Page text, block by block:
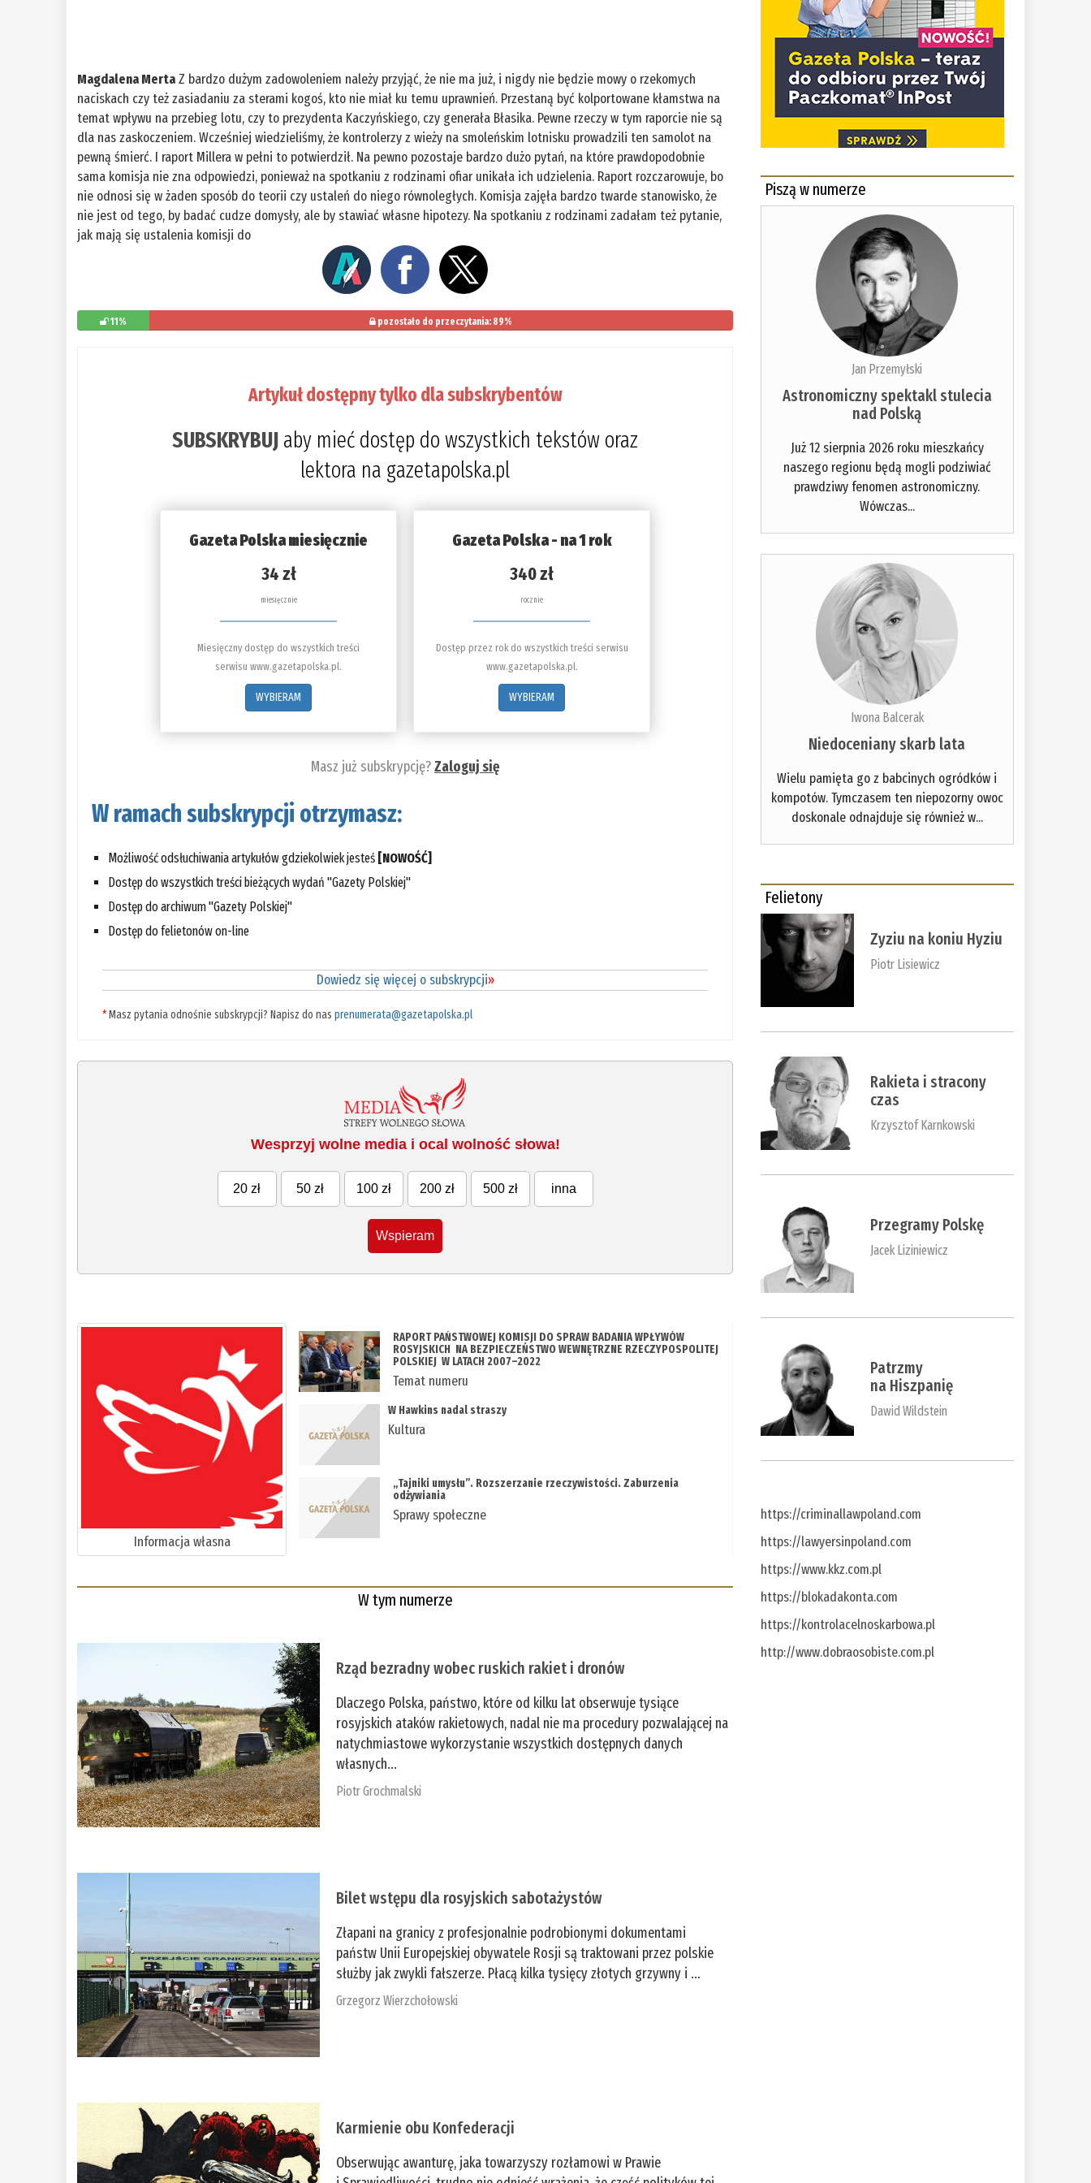
Magdalena MertaZ bardzo dużym zadowoleniem należy przyjąć, że nie ma już, i nigdy nie będzie mowy o rzekomych
naciskach czy też zasiadaniu za sterami kogoś, kto nie miał ku temu uprawnień. Przestaną być kolportowane kłamstwa na
temat wpływu na przebieg lotu, czy to prezydenta Kaczyńskiego, czy generała Błasika. Pewne rzeczy w tym raporcie nie są
dla nas zaskoczeniem. Wcześniej wiedzieliśmy, że kontrolerzy z wieży na smoleńskim lotnisku prowadzili ten samolot na
pewną śmierć. I raport Millera w pełni to potwierdził. Na pewno pozostaje bardzo dużo pytań, na które prawdopodobnie
sama komisja nie zna odpowiedzi, ponieważ na spotkaniu z rodzinami ofiar unikała ich udzielenia. Raport rozczarowuje, bo
nie odnosi się w żaden sposób do teorii czy ustaleń do niego równoległych. Komisja zajęła bardzo twarde stanowisko, że
nie jest od tego, by badać cudze domysły, ale by stawiać własne hipotezy. Na spotkaniu z rodzinami zadałam też pytanie,
jak mają się ustalenia komisji do
11% pozostało do przeczytania: 89%
Artykuł dostępny tylko dla subskrybentów
SUBSKRYBUJ aby mieć dostęp do wszystkich tekstów oraz
lektora na gazetapolska.pl
Gazeta Polska miesięcznie
34 zł
miesięcznie
Miesięczny dostęp do wszystkich treści
serwisu www.gazetapolska.pl.
WYBIERAM
Gazeta Polska - na 1 rok
340 zł
rocznie
Dostęp przez rok do wszystkich treści serwisu
www.gazetapolska.pl.
WYBIERAM
Masz już subskrypcję?Zaloguj się
W ramach subskrypcji otrzymasz:
Możliwość odsłuchiwania artykułów gdziekolwiek jesteś [NOWOŚĆ]
Dostęp do wszystkich treści bieżących wydań "Gazety Polskiej"
Dostęp do archiwum "Gazety Polskiej"
Dostęp do felietonów on-line
Dowiedz się więcej o subskrypcji»
*Masz pytania odnośnie subskrypcji? Napisz do nasprenumerata@gazetapolska.pl
Wesprzyj wolne media i ocal wolność słowa!
20 zł 50 zł 100 zł 200 zł 500 zł inna
Wspieram
Informacja własna
RAPORT PAŃSTWOWEJ KOMISJI DO SPRAW BADANIA WPŁYWÓW
ROSYJSKICH NA BEZPIECZEŃSTWO WEWNĘTRZNE RZECZYPOSPOLITEJ
POLSKIEJ W LATACH 2007–2022
Temat numeru
W Hawkins nadal straszy
Kultura
„Tajniki umysłu”. Rozszerzanie rzeczywistości. Zaburzenia
odżywiania
Sprawy społeczne
W tym numerze
Rząd bezradny wobec ruskich rakiet i dronów
Dlaczego Polska, państwo, które od kilku lat obserwuje tysiące
rosyjskich ataków rakietowych, nadal nie ma procedury pozwalającej na
natychmiastowe wykorzystanie wszystkich dostępnych danych
własnych...
Piotr Grochmalski
Bilet wstępu dla rosyjskich sabotażystów
Złapani na granicy z profesjonalnie podrobionymi dokumentami
państw Unii Europejskiej obywatele Rosji są traktowani przez polskie
służby jak zwykli fałszerze. Płacą kilka tysięcy złotych grzywny i ...
Grzegorz Wierzchołowski
Karmienie obu Konfederacji
Obserwując awanturę, jaka towarzyszy rozłamowi w Prawie
Piszą w numerze
Jan Przemyłski
Astronomiczny spektakl stulecia
nad Polską
Już 12 sierpnia 2026 roku mieszkańcy
naszego regionu będą mogli podziwiać
prawdziwy fenomen astronomiczny.
Wówczas...
Iwona Balcerak
Niedoceniany skarb lata
Wielu pamięta go z babcinych ogródków i
kompotów. Tymczasem ten niepozorny owoc
doskonale odnajduje się również w...
Felietony
Zyziu na koniu Hyziu
Piotr Lisiewicz
Rakieta i stracony
czas
Krzysztof Karnkowski
Przegramy Polskę
Jacek Liziniewicz
Patrzmy
na Hiszpanię
Dawid Wildstein
https://criminallawpoland.com
https://lawyersinpoland.com
https://www.kkz.com.pl
https://blokadakonta.com
https://kontrolacelnoskarbowa.pl
http://www.dobraosobiste.com.pl